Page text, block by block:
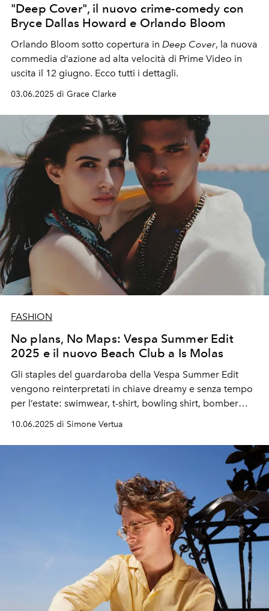
"Deep Cover", il nuovo crime-comedy con
Bryce Dallas Howard e Orlando Bloom
Orlando Bloom sotto copertura in Deep Cover, la nuova
commedia d’azione ad alta velocità di Prime Video in
uscita il 12 giugno. Ecco tutti i dettagli.
03.06.2025 di Grace Clarke
FASHION
No plans, No Maps: Vespa Summer Edit
2025 e il nuovo Beach Club a Is Molas
Gli staples del guardaroba della Vespa Summer Edit
vengono reinterpretati in chiave dreamy e senza tempo
per l’estate: swimwear, t-shirt, bowling shirt, bomber
ma anche in città.A fare da cornice, l’esperienza “Vespa
by the Sea” che approda in Sardegna a Is Molas Beach
Club parte dell’omonimo resort:
mediterranei e mare cristallino, Vespa customizza
un’oasi lifestyle dove il design incontra la natura
10.06.2025 di Simone Vertua